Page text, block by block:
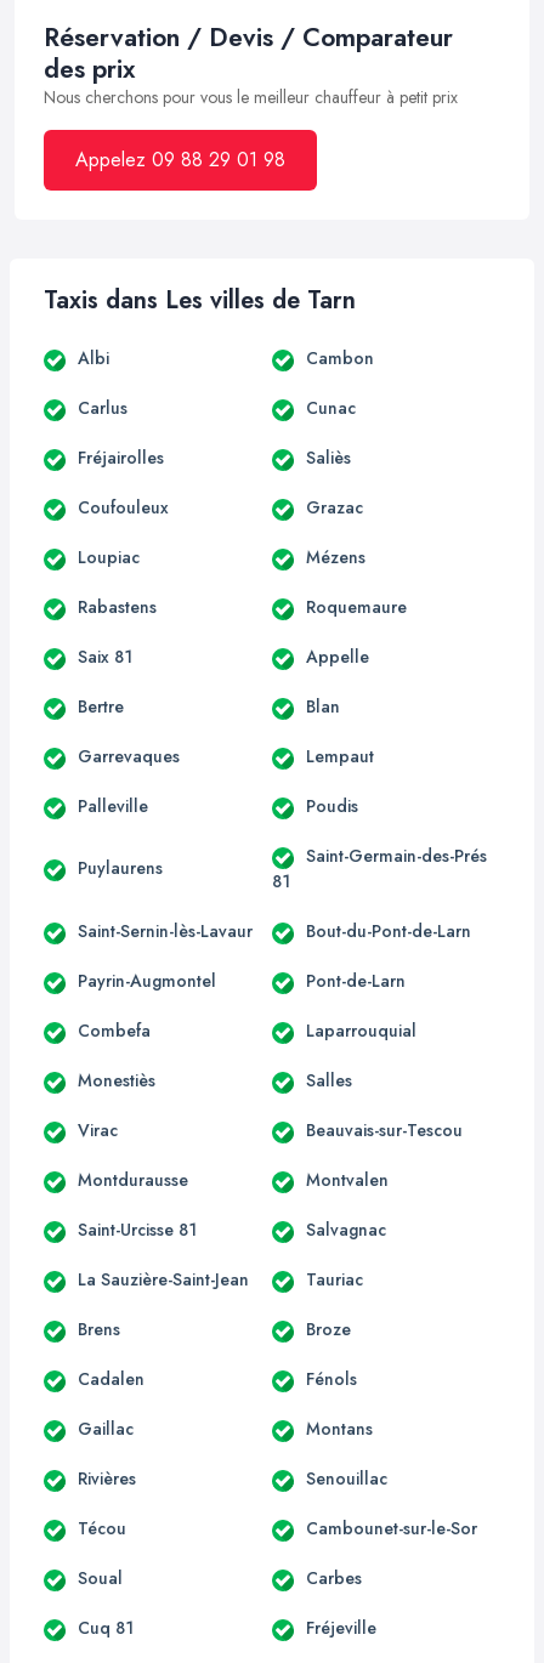
Réservation / Devis / Comparateur
des prix
Nous cherchons pour vous le meilleur chauffeur à petit prix
Appelez 09 88 29 01 98
Taxis dans Les villes de Tarn
Albi Cambon
Carlus Cunac
Fréjairolles Saliès
Coufouleux Grazac
Loupiac Mézens
Rabastens Roquemaure
Saix 81 Appelle
Bertre Blan
Garrevaques Lempaut
Palleville Poudis
Puylaurens
Saint-Germain-des-Prés
81
Saint-Sernin-lès-Lavaur Bout-du-Pont-de-Larn
Payrin-Augmontel Pont-de-Larn
Combefa Laparrouquial
Monestiès Salles
Virac Beauvais-sur-Tescou
Montdurausse Montvalen
Saint-Urcisse 81 Salvagnac
La Sauzière-Saint-Jean Tauriac
Brens Broze
Cadalen Fénols
Gaillac Montans
Rivières Senouillac
Técou Cambounet-sur-le-Sor
Soual Carbes
Cuq 81 Fréjeville